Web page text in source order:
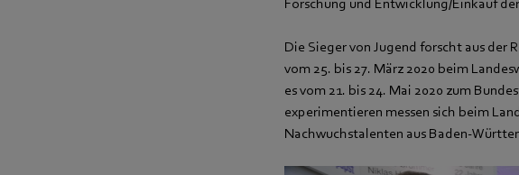
Forschung und Entwicklung/Einkauf
Die Sieger von Jugend forscht aus der
vom 25. bis 27. März 2020 beim
es vom 21. bis 24. Mai 2020 zum
experimentieren messen sich beim
Nachwuchstalenten aus Baden-